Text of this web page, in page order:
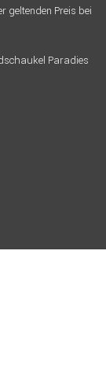
geltenden Preis bei
Paradies